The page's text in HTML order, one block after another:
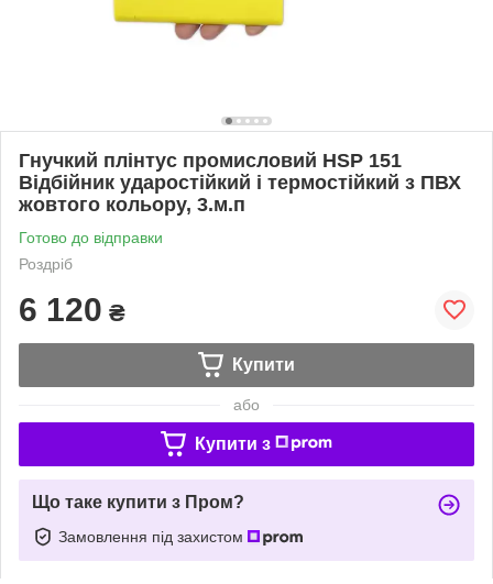
Гнучкий плінтус промисловий HSP 151
Відбійник ударостійкий і термостійкий з ПВХ
жовтого кольору, 3.м.п
Готово до відправки
Роздріб
6 120 ₴
Купити
або
Купити з
Що таке купити з Пром?
Замовлення під захистом